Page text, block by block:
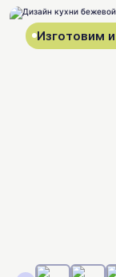
Изготовим